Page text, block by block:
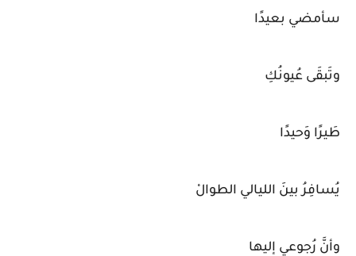
سأمضي بعيدًا
وتَبقَى عُيونُكِ
طَيرًا وَحيدًا
يُسافِرُ بينَ الليالي الطوالْ
وأنَّ رُجوعي إليها